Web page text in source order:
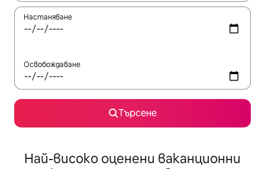
Настаняване
Освобождаване
Търсене
Най-високо оценени ваканционни